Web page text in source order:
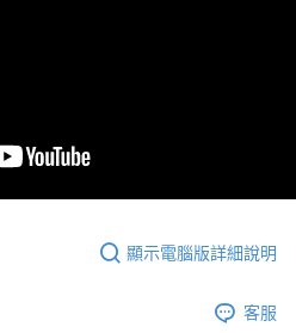
顯示電腦版詳細說明
客服